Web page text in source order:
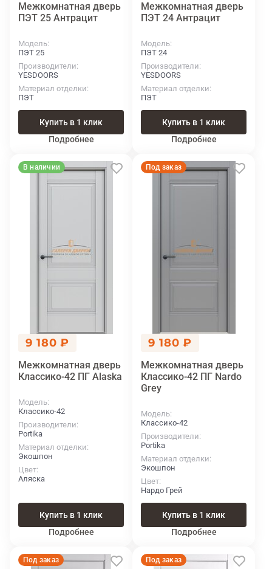
Межкомнатная дверь
ПЭТ 25 Антрацит
Модель
ПЭТ 25
Производители
YESDOORS
Материал отделки
ПЭТ
Купить в 1 клик
Подробнее
Межкомнатная дверь
ПЭТ 24 Антрацит
Модель
ПЭТ 24
Производители
YESDOORS
Материал отделки
ПЭТ
Купить в 1 клик
Подробнее
В наличии
9 180 ₽
Межкомнатная дверь
Классико-42 ПГ Alaska
Модель
Классико-42
Производители
Portika
Материал отделки
Экошпон
Цвет
Аляска
Купить в 1 клик
Подробнее
Под заказ
9 180 ₽
Межкомнатная дверь
Классико-42 ПГ Nardo
Grey
Модель
Классико-42
Производители
Portika
Материал отделки
Экошпон
Цвет
Нардо Грей
Купить в 1 клик
Подробнее
Под заказ Под заказ